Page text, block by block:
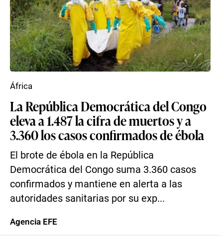
La República Democrática del Congo
eleva a 1.487 la cifra de muertos y a
3.360 los casos confirmados de ébola
El brote de ébola en la República
Democrática del Congo suma 3.360 casos
confirmados y mantiene en alerta a las
autoridades sanitarias por su exp...
África
Agencia EFE